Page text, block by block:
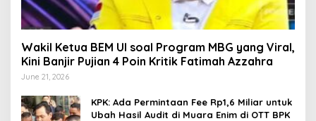
Wakil Ketua BEM UI soal Program MBG yang Viral,
Kini Banjir Pujian 4 Poin Kritik Fatimah Azzahra
June 21, 2026
KPK: Ada Permintaan Fee Rp1,6 Miliar untuk
Ubah Hasil Audit di Muara Enim di OTT BPK